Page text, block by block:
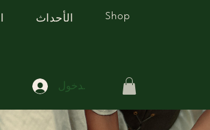
الأحداث Shop
تسجيل الدخول